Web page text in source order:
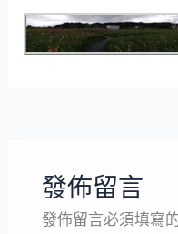
發佈留言
發佈留言必須填寫